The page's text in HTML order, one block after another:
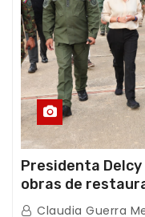
Presidenta
obras de
afectaciones
Claudia Guerra